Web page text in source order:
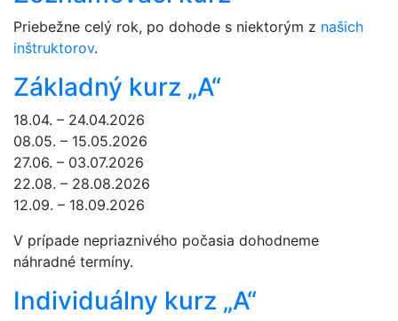
Priebežne celý rok, po dohode s niektorým z našich
inštruktorov.
Základný kurz „A“
18.04. – 24.04.2026
08.05. – 15.05.2026
27.06. – 03.07.2026
22.08. – 28.08.2026
12.09. – 18.09.2026
V prípade nepriaznivého počasia dohodneme
náhradné termíny.
Individuálny kurz „A“